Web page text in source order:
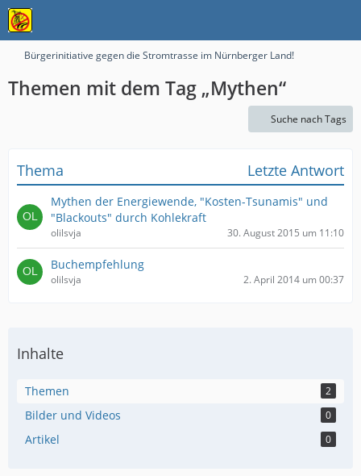
Bürgerinitiative gegen die Stromtrasse im Nürnberger Land!
Themen mit dem Tag „Mythen“
Suche nach Tags
Thema Letzte Antwort
Mythen der Energiewende, "Kosten-Tsunamis" und
"Blackouts" durch Kohlekraft
olilsvja 30. August 2015 um 11:10
Buchempfehlung
olilsvja 2. April 2014 um 00:37
Inhalte
Themen 2
Bilder und Videos 0
Artikel 0